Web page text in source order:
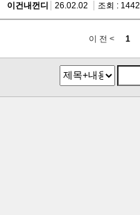
이건내껀디
26.02.02 조회 : 1442
이 전 < 1